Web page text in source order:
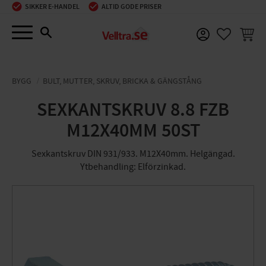
Menu
SIKKER E-HANDEL ALTID GODE PRISER
BYGG BULT, MUTTER, SKRUV, BRICKA & GÄNGSTÅNG
SEXKANTSKRUV 8.8 FZB
M12X40MM 50ST
Sexkantskruv DIN 931/933. M12X40mm. Helgängad.
Ytbehandling: Elförzinkad.